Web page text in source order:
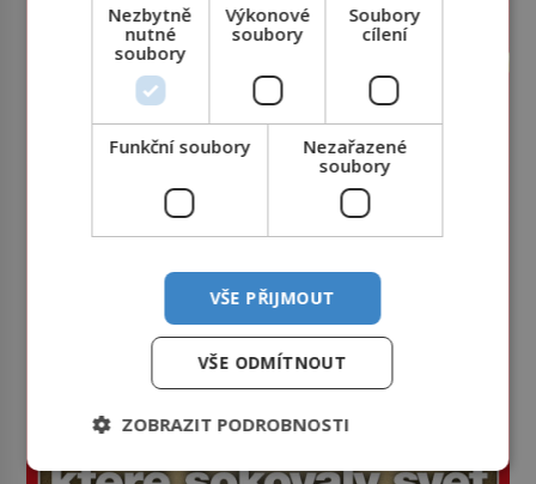
Nezbytně
nutné
soubory
Výkonové
soubory
Soubory
cílení
Funkční soubory
Nezařazené
soubory
VŠE PŘIJMOUT
VŠE ODMÍTNOUT
ZOBRAZIT PODROBNOSTI